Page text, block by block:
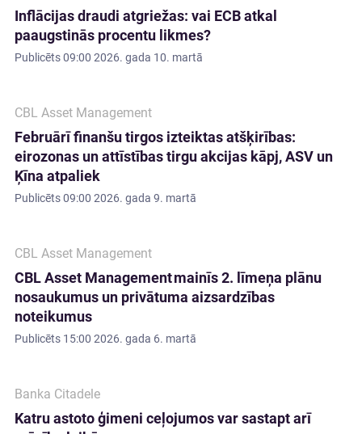
Inflācijas draudi atgriežas: vai ECB atkal
paaugstinās procentu likmes?
Publicēts09:00 2026. gada 10. martā
CBL Asset Management
Februārī finanšu tirgos izteiktas atšķirības:
eirozonas un attīstības tirgu akcijas kāpj, ASV un
Ķīna atpaliek
Publicēts09:00 2026. gada 9. martā
CBL Asset Management
CBL Asset Management mainīs 2. līmeņa plānu
nosaukumus un privātuma aizsardzības
noteikumus
Publicēts 15:00 2026. gada 6. martā
Banka Citadele
Katru astoto ģimeni ceļojumos var sastapt arī